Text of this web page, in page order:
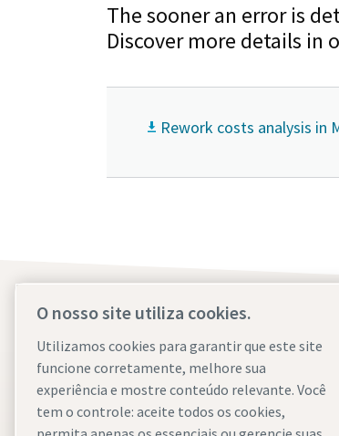
The sooner an error is
Discover more details in
Rework costs analysis in
Sobre nós
Atlas Copco Group
O nosso site utiliza cookies.
Utilizamos cookies para garantir que este site
funcione corretamente, melhore sua
experiência e mostre conteúdo relevante. Você
tem o controle: aceite todos os cookies,